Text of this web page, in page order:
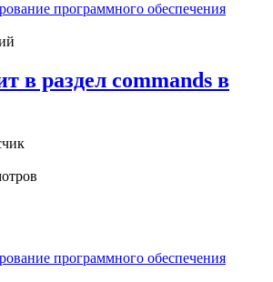
программного обеспечения
в раздел commands в
программного обеспечения